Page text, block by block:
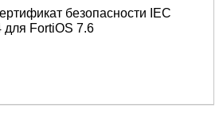
безопасности IEC
для FortiOS 7.6